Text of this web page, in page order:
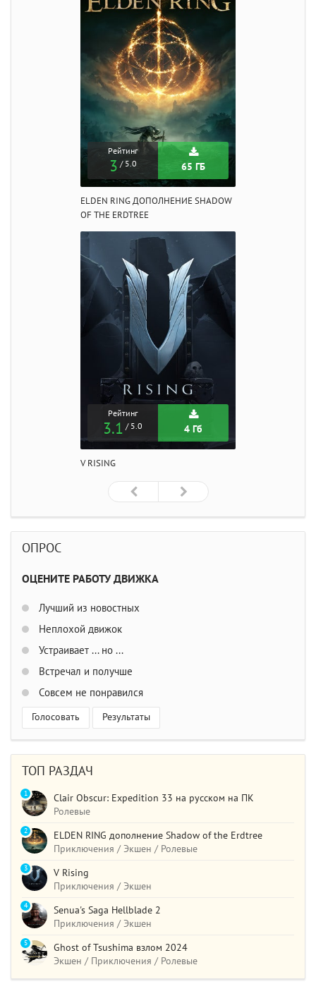
Рейтинг
3 / 5.0 65 ГБ
ELDEN RING ДОПОЛНЕНИЕ SHADOW
OF THE ERDTREE
Рейтинг
3.1 / 5.0 4 Гб
V RISING
ОПРОС
ОЦЕНИТЕ РАБОТУ ДВИЖКА
Лучший из новостных
Неплохой движок
Устраивает ... но ...
Встречал и получше
Совсем не понравился
Голосовать Результаты
ТОП РАЗДАЧ
Clair Obscur: Expedition 33 на русском на ПК
Ролевые
1
ELDEN RING дополнение Shadow of the Erdtree
Приключения / Экшен / Ролевые
2
V Rising
Приключения / Экшен
3
Senua's Saga Hellblade 2
Приключения / Экшен
4
Ghost of Tsushima взлом 2024
Экшен / Приключения / Ролевые
5